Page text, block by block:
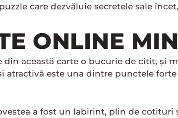
care dezvăluie secretele sale
ONLINE
această carte o bucurie de citit, și
este una dintre punctele forte
a fost un labirint, plin de